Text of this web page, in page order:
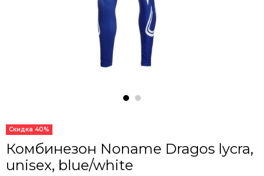
Скидка 40%
Комбинезон Noname Dragos lycra,
unisex, blue/white